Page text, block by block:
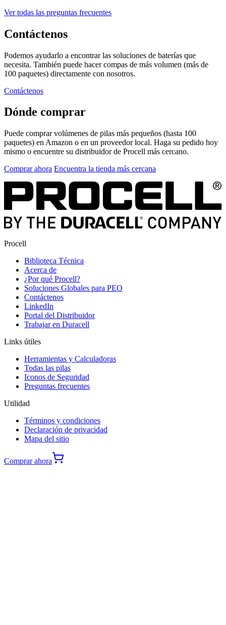
Ver todas las preguntas frecuentes
Contáctenos
Podemos ayudarlo a encontrar las soluciones de baterías que
necesita. También puede hacer compas de más volumen (más de
100 paquetes) directamente con nosotros.
Contáctenos
Dónde comprar
Puede comprar volúmenes de pilas más pequeños (hasta 100
paquetes) en Amazon o en un proveedor local. Haga su pedido hoy
mismo o encuentre su distribuidor de Procell más cercano.
Comprar ahora Encuentra la tienda más cercana
Procell
Biblioteca Técnica
Acerca de
¿Por qué Procell?
Soluciones Globales para PEO
Contáctenos
LinkedIn
Portal del Distribuidor
Trabajar en Duracell
Links útiles
Herramientas y Calculadoras
Todas las pilas
Iconos de Seguridad
Preguntas frecuentes
Utilidad
Términos y condiciones
Declaración de privacidad
Mapa del sitio
Comprar ahora